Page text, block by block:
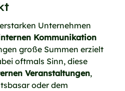
Unternehmen
Kommunikation
große Summen erzielt
oftmals Sinn, diese
Veranstaltungen,
oder dem